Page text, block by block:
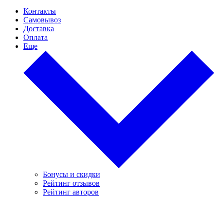
Контакты
Самовывоз
Доставка
Оплата
Еще
Бонусы и скидки
Рейтинг отзывов
Рейтинг авторов